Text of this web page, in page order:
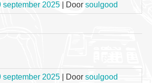
september 2025 | Door soulgood
september 2025 | Door soulgood